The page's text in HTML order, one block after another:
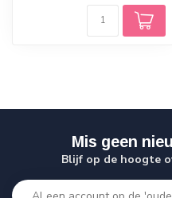
Mis geen
Blijf op de hoogte